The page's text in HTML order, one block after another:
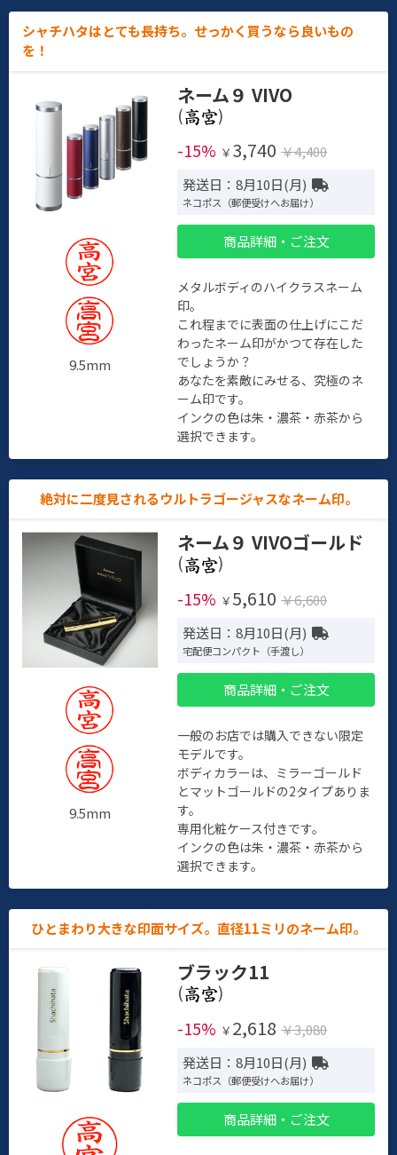
シャチハタはとても長持ち。せっかく買うなら良いもの
を！
9.5mm
ネーム９ VIVO
(
)
-15% ￥ 3,740 ￥4,400
発送日：8月10日(月)
ネコポス（郵便受けへお届け）
商品詳細・ご注文
メタルボディのハイクラスネーム
印。
これ程までに表面の仕上げにこだ
わったネーム印がかつて存在した
でしょうか？
あなたを素敵にみせる、究極のネ
ーム印です。
インクの色は朱・濃茶・赤茶から
選択できます。
絶対に二度見されるウルトラゴージャスなネーム印。
9.5mm
ネーム９ VIVOゴールド
(
)
-15% ￥ 5,610 ￥6,600
発送日：8月10日(月)
宅配便コンパクト（手渡し）
商品詳細・ご注文
一般のお店では購入できない限定
モデルです。
ボディカラーは、ミラーゴールド
とマットゴールドの2タイプありま
す。
専用化粧ケース付きです。
インクの色は朱・濃茶・赤茶から
選択できます。
ひとまわり大きな印面サイズ。直径11ミリのネーム印。
ブラック11
(
)
-15% ￥ 2,618 ￥3,080
発送日：8月10日(月)
ネコポス（郵便受けへお届け）
商品詳細・ご注文